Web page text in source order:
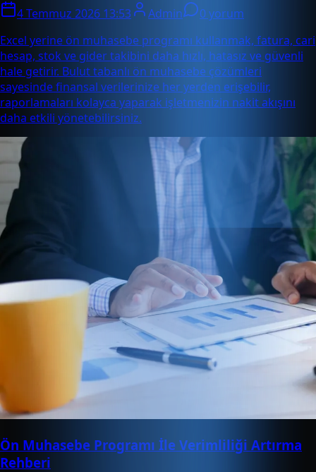
4 Temmuz 2026 13:53 Admin
0 yorum
Excel yerine ön muhasebe programı kullanmak, fatura, cari
hesap, stok ve gider takibini daha hızlı, hatasız ve güvenli
hale getirir. Bulut tabanlı ön muhasebe çözümleri
sayesinde finansal verilerinize her yerden erişebilir,
raporlamaları kolayca yaparak işletmenizin nakit akışını
daha etkili yönetebilirsiniz.
Ön Muhasebe Programı İle Verimliliği Artırma
Rehberi